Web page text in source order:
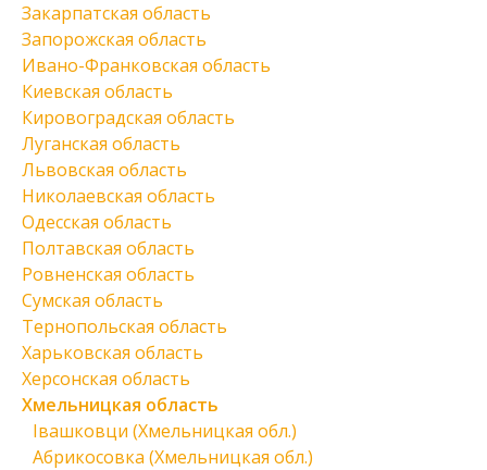
Закарпатская область
Запорожская область
Ивано-Франковская область
Киевская область
Кировоградская область
Луганская область
Львовская область
Николаевская область
Одесская область
Полтавская область
Ровненская область
Сумская область
Тернопольская область
Харьковская область
Херсонская область
Хмельницкая область
Івашковци (Хмельницкая обл.)
Абрикосовка (Хмельницкая обл.)